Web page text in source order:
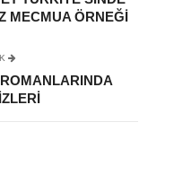
MECMUA ÖRNEĞI